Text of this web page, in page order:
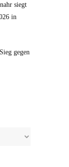
siegt
in
gegen